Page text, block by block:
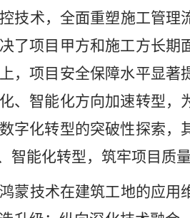
技术，全面重塑施工管理
了项目甲方和施工方长期
，项目安全保障水平显著
、智能化方向加速转型，
字化转型的突破性探索，
智能化转型，筑牢项目质
蒙技术在建筑工地的应用